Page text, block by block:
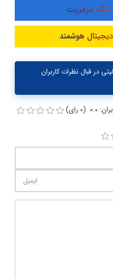
مرمریت
هوشمند
در قبال نظرات کاربران
رای)